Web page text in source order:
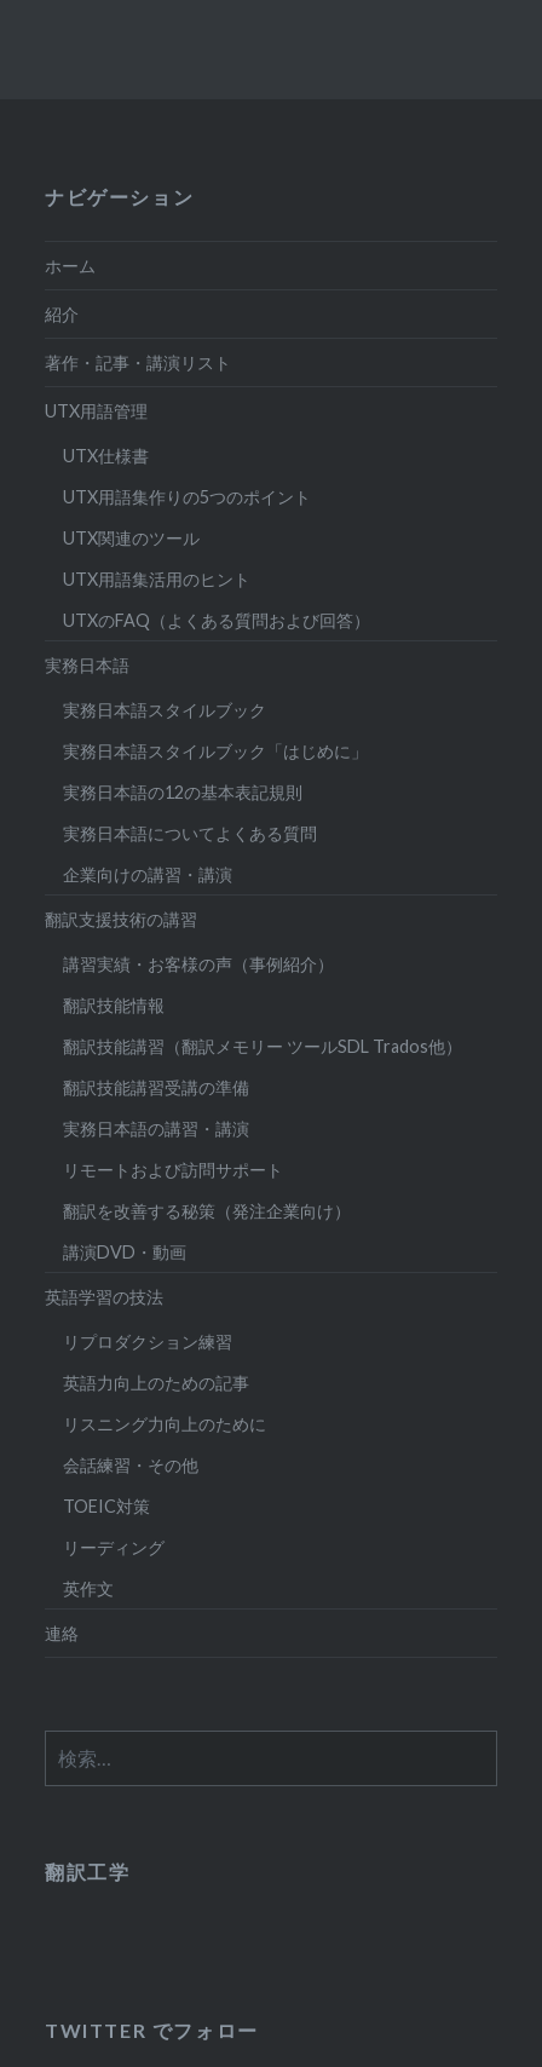
ナビゲーション
ホーム
紹介
著作・記事・講演リスト
UTX用語管理
UTX仕様書
UTX用語集作りの5つのポイント
UTX関連のツール
UTX用語集活用のヒント
UTXのFAQ（よくある質問および回答）
実務日本語
実務日本語スタイルブック
実務日本語スタイルブック「はじめに」
実務日本語の12の基本表記規則
実務日本語についてよくある質問
企業向けの講習・講演
翻訳支援技術の講習
講習実績・お客様の声（事例紹介）
翻訳技能情報
翻訳技能講習（翻訳メモリー ツールSDL Trados他）
翻訳技能講習受講の準備
実務日本語の講習・講演
リモートおよび訪問サポート
翻訳を改善する秘策（発注企業向け）
講演DVD・動画
英語学習の技法
リプロダクション練習
英語力向上のための記事
リスニング力向上のために
会話練習・その他
TOEIC対策
リーディング
英作文
連絡
索:
翻訳工学
TWITTER でフォロー